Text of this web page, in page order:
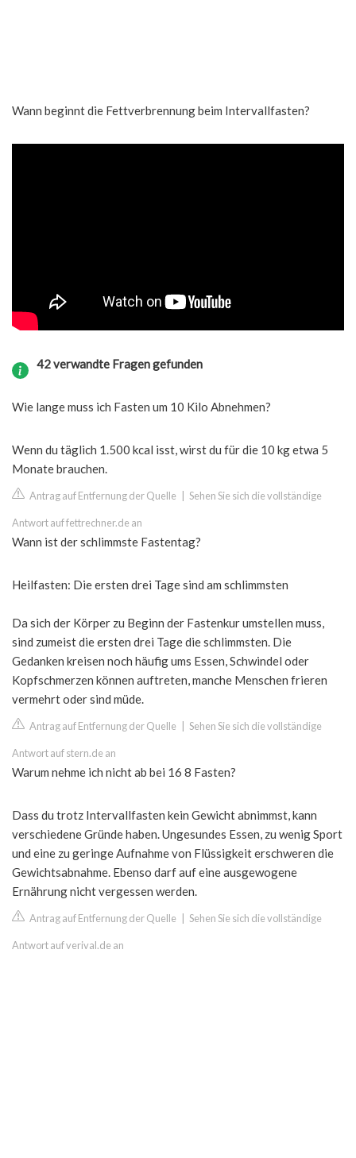
Wann beginnt die Fettverbrennung beim Intervallfasten?
42 verwandte Fragen gefunden
Wie lange muss ich Fasten um 10 Kilo Abnehmen?
Wenn du täglich 1.500 kcal isst, wirst du für die 10 kg etwa 5
Monate brauchen.
Antrag auf Entfernung der Quelle Sehen Sie sich die vollständige
Antwort auf fettrechner.de an
Wann ist der schlimmste Fastentag?
Heilfasten: Die ersten drei Tage sind am schlimmsten
Da sich der Körper zu Beginn der Fastenkur umstellen muss,
sind zumeist die ersten drei Tage die schlimmsten. Die
Gedanken kreisen noch häufig ums Essen, Schwindel oder
Kopfschmerzen können auftreten, manche Menschen frieren
vermehrt oder sind müde.
Antrag auf Entfernung der Quelle Sehen Sie sich die vollständige
Antwort auf stern.de an
Warum nehme ich nicht ab bei 16 8 Fasten?
Dass du trotz Intervallfasten kein Gewicht abnimmst, kann
verschiedene Gründe haben. Ungesundes Essen, zu wenig Sport
und eine zu geringe Aufnahme von Flüssigkeit erschweren die
Gewichtsabnahme. Ebenso darf auf eine ausgewogene
Ernährung nicht vergessen werden.
Antrag auf Entfernung der Quelle Sehen Sie sich die vollständige
Antwort auf verival.de an